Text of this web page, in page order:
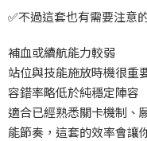
✅不過這套也有需要注意
補血或續航能力較弱
站位與技能施放時機很重
容錯率略低於純穩定陣容
適合已經熟悉關卡機制、
能節奏，這套的效率會讓